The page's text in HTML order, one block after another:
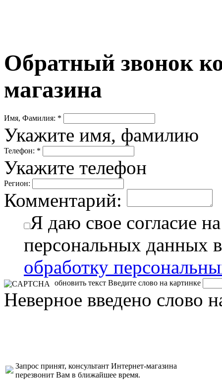
Обратный звонок
магазина
Имя, Фамилия: *
Укажите имя, фамилию
Телефон: *
Укажите телефон
Регион:
Комментарий:
Я даю свое согласие
персональных данных
обработку
обновить текст Введите слово на картинке
Неверное введено слово
Запрос принят, консультант Интернет-магазина
перезвонит Вам в ближайшее время.